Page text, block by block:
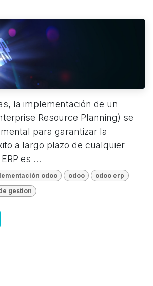
la implementación de un
Resource Planning) se
para garantizar la
a largo plazo de cualquier
es ...
odoo odoo odoo erp
gestion